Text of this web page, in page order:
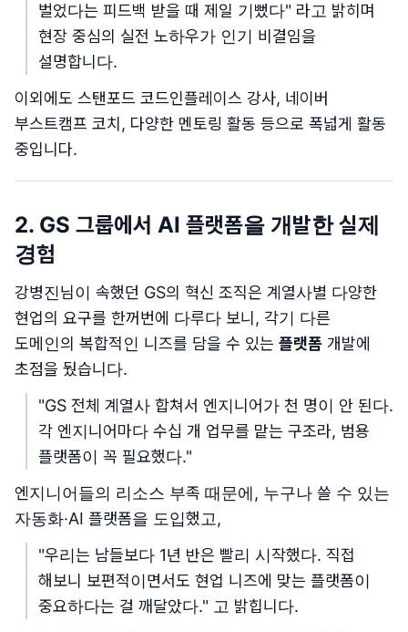
벌었다는 피드백 받을 때 제일 기뻤다" 라고 밝히며
현장 중심의 실전 노하우가 인기 비결임을
설명합니다.
이외에도 스탠포드 코드인플레이스 강사, 네이버
부스트캠프 코치, 다양한 멘토링 활동 등으로 폭넓게 활동
중입니다.
2. GS 그룹에서 AI 플랫폼을 개발한 실제
경험
강병진님이 속했던 GS의 혁신 조직은 계열사별 다양한
현업의 요구를 한꺼번에 다루다 보니, 각기 다른
도메인의 복합적인 니즈를 담을 수 있는 플랫폼 개발에
초점을 뒀습니다.
"GS 전체 계열사 합쳐서 엔지니어가 천 명이 안 된다.
각 엔지니어마다 수십 개 업무를 맡는 구조라, 범용
플랫폼이 꼭 필요했다."
엔지니어들의 리소스 부족 때문에, 누구나 쓸 수 있는
자동화·AI 플랫폼을 도입했고,
"우리는 남들보다 1년 반은 빨리 시작했다. 직접
해보니 보편적이면서도 현업 니즈에 맞는 플랫폼이
중요하다는 걸 깨달았다." 고 밝힙니다.